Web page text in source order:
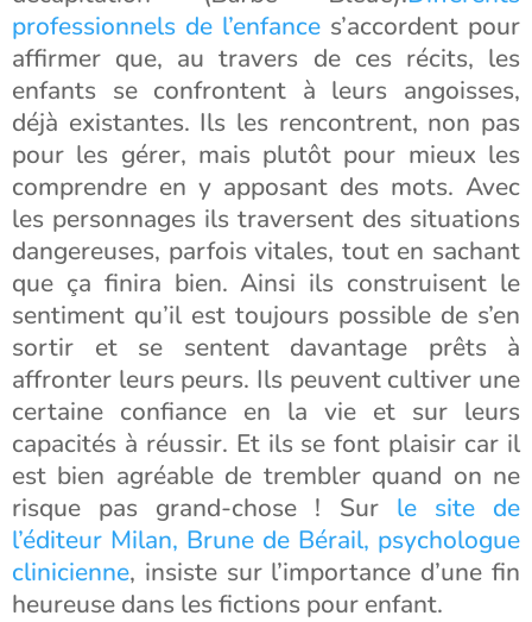
professionnels de l’enfance s’accordent pour
affirmer que, au travers de ces récits, les
enfants se confrontent à leurs angoisses,
déjà existantes. Ils les rencontrent, non pas
pour les gérer, mais plutôt pour mieux les
comprendre en y apposant des mots. Avec
les personnages ils traversent des situations
dangereuses, parfois vitales, tout en sachant
que ça finira bien. Ainsi ils construisent le
sentiment qu’il est toujours possible de s’en
sortir et se sentent davantage prêts à
affronter leurs peurs. Ils peuvent cultiver une
certaine confiance en la vie et sur leurs
capacités à réussir. Et ils se font plaisir car il
est bien agréable de trembler quand on ne
risque pas grand-chose ! Sur le site de
l’éditeur Milan, Brune de Bérail, psychologue
clinicienne, insiste sur l’importance d’une fin
heureuse dans les fictions pour enfant.